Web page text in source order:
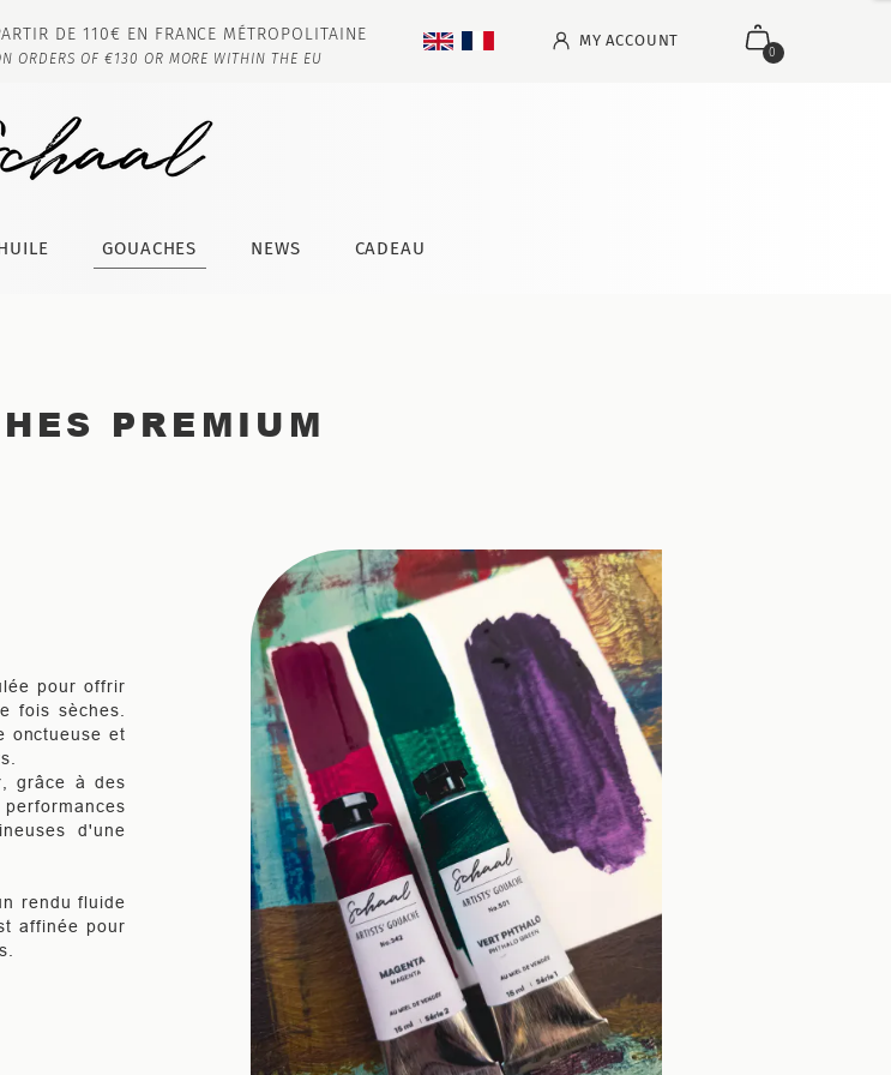
0
MY ACCOUNT
DE 110€ EN FRANCE MÉTROPOLITAINE
ORDERS OF €130 OR MORE WITHIN THE EU
GOUACHES NEWS CADEAU
PREMIUM
pour offrir
fois sèches.
onctueuse et
grâce à des
d'une
rendu fluide
affinée pour